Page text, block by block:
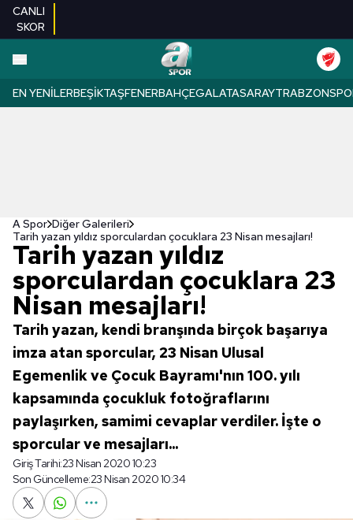
CANLI
SKOR
EN YENILERBEŞIKTAŞFENERBAHÇEGALATASARAY
A Spor Diğer Galerileri
Tarih yazan yıldız sporculardan çocuklara 23 Nisan mesajları!
Tarih yazan yıldız
sporculardan çocuklara 23
Nisan mesajları!
Tarih yazan, kendi branşında birçok başarıya
imza atan sporcular, 23 Nisan Ulusal
Egemenlik ve Çocuk Bayramı'nın 100. yılı
kapsamında çocukluk fotoğraflarını
paylaşırken, samimi cevaplar verdiler. İşte o
sporcular ve mesajları...
Giriş Tarihi:23 Nisan 2020 10:23
Son Güncelleme:23 Nisan 2020 10:34